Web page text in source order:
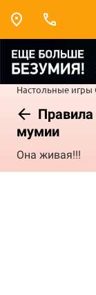
Настольные игры
мумии
Она живая!!!